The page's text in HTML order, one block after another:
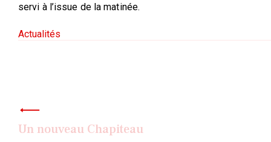
servi à l’issue de la matinée.
Actualités
de
l’article
Un nouveau Chapiteau